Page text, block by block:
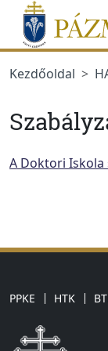
Ugrás a menüre
Ugrás a
Kezdőoldal
A Doktori Iskola
PPKE HTK